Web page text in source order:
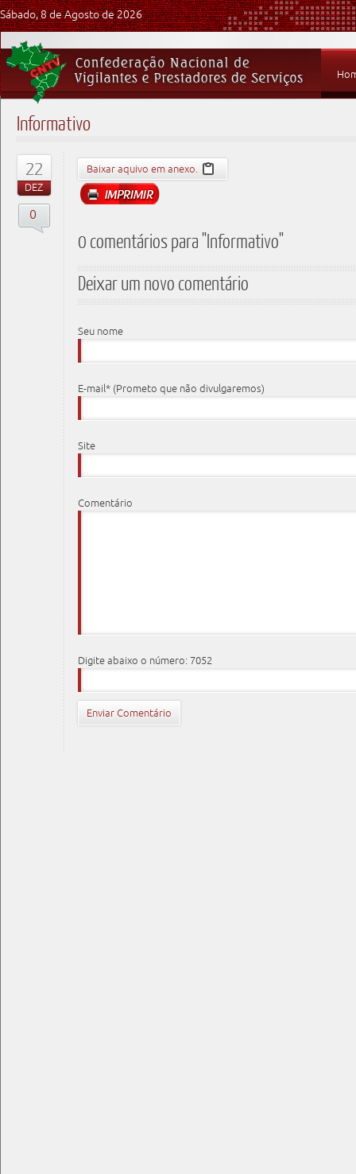
Sábado, 8 de Agosto de 2026
Informativo
22
DEZ
0
Baixar aquivo em anexo.
0 comentários para "Informativo"
Deixar um novo comentário
Seu nome
E-mail* (Prometo que não divulgaremos)
Site
Comentário
Digite abaixo o número: 7052